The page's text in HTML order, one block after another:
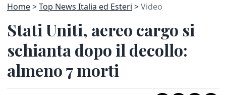
Home Top News Italia ed Esteri Video
Stati Uniti, aereo cargo si
schianta dopo il decollo:
almeno 7 morti